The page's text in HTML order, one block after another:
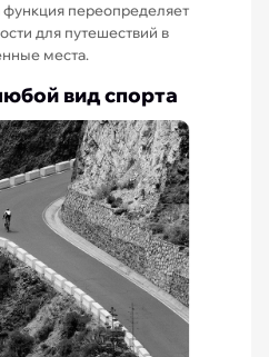
функция переопределяет
для путешествий в
места.
вид спорта